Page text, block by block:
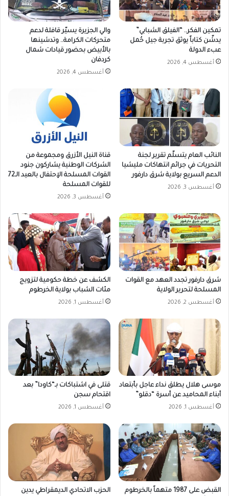
تمكين الفكر.. “الفيلق الشبابي”
يدشّن كتاباً يوثق تجربة جيل حُمل
عبء الدولة
أغسطس 4, 2026
والي الجزيرة يسيّر قافلة لدعم
متحركات الكرامة.. وتدشينها
بالأبيض بحضور قيادات شمال
كردفان
أغسطس 4, 2026
النائب العام يتسلّم تقرير لجنة
التحريات في جرائم انتهاكات مليشيا
الدعم السريع بولاية شرق دارفور
أغسطس 3, 2026
قناة النيل الأزرق ومجموعة من
الشركات الوطنية يشاركون جنود
القوات المسلحة الإحتفال بالعيد الـ72
للقوات المسلحة
أغسطس 3, 2026
شرق دارفور تجدد العهد مع القوات
المسلحة لتحرير الولاية
أغسطس 2, 2026
الكشف عن خطة حكومية لتزويج
مئات الشباب بولاية الخرطوم
أغسطس 1, 2026
موسى هلال يطلق نداء عاجل بأبتعاد
أبناء المحاميد عن أسرة “دقلو”
أغسطس 1, 2026
قتلى في اشتباكات بـ“كاودا” بعد
اقتحام سجن
أغسطس 1, 2026
القبض على 1987 متهماً بالخرطوم الحزب الاتحادي الديمقراطي يدين